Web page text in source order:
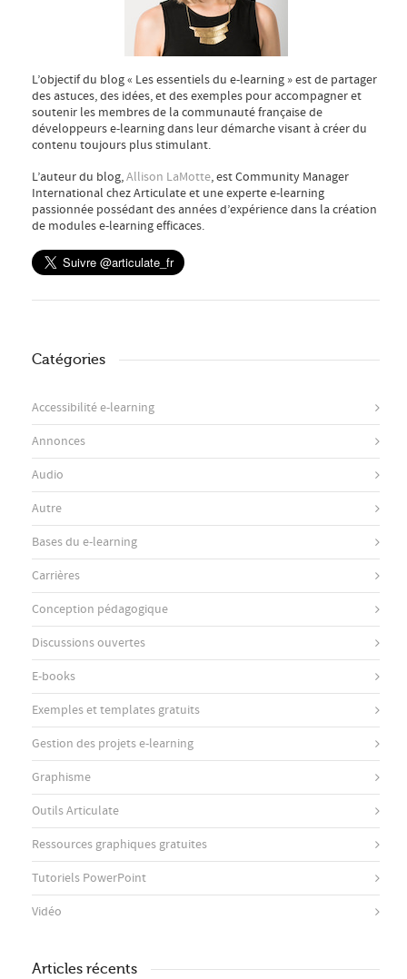
L’objectif du blog « Les essentiels du e-learning » est de partager
des astuces, des idées, et des exemples pour accompagner et
soutenir les membres de la communauté française de
développeurs e-learning dans leur démarche visant à créer du
contenu toujours plus stimulant.
L’auteur du blog,Allison LaMotte, est Community Manager
International chez Articulate et une experte e-learning
passionnée possédant des années d’expérience dans la création
de modules e-learning efficaces.
Catégories
Accessibilité e-learning
Annonces
Audio
Autre
Bases du e-learning
Carrières
Conception pédagogique
Discussions ouvertes
E-books
Exemples et templates gratuits
Gestion des projets e-learning
Graphisme
Outils Articulate
Ressources graphiques gratuites
Tutoriels PowerPoint
Vidéo
Articles récents